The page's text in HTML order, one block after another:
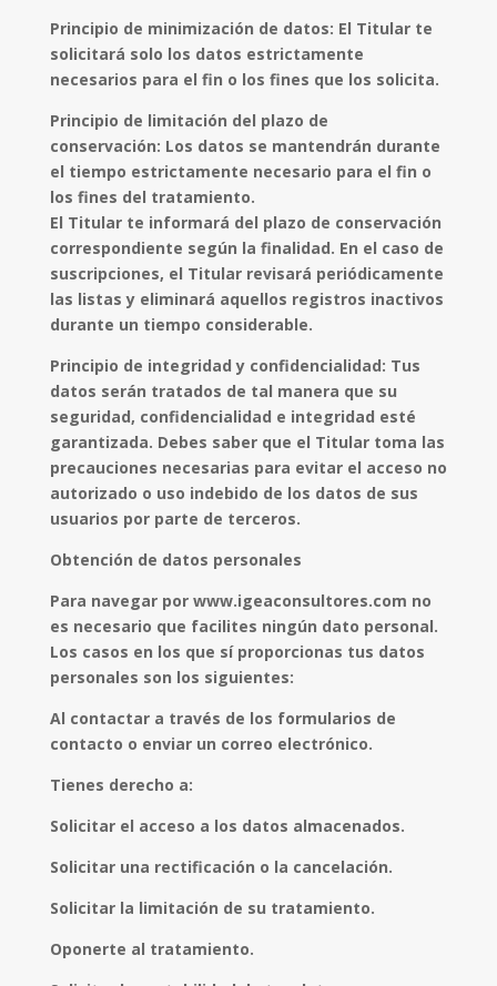
Principio de minimización de datos: El Titular te
solicitará solo los datos estrictamente
necesarios para el fin o los fines que los solicita.
Principio de limitación del plazo de
conservación: Los datos se mantendrán durante
el tiempo estrictamente necesario para el fin o
los fines del tratamiento.
El Titular te informará del plazo de conservación
correspondiente según la finalidad. En el caso de
suscripciones, el Titular revisará periódicamente
las listas y eliminará aquellos registros inactivos
durante un tiempo considerable.
Principio de integridad y confidencialidad: Tus
datos serán tratados de tal manera que su
seguridad, confidencialidad e integridad esté
garantizada. Debes saber que el Titular toma las
precauciones necesarias para evitar el acceso no
autorizado o uso indebido de los datos de sus
usuarios por parte de terceros.
Obtención de datos personales
Para navegar por www.igeaconsultores.com no
es necesario que facilites ningún dato personal.
Los casos en los que sí proporcionas tus datos
personales son los siguientes:
Al contactar a través de los formularios de
contacto o enviar un correo electrónico.
Tienes derecho a:
Solicitar el acceso a los datos almacenados.
Solicitar una rectificación o la cancelación.
Solicitar la limitación de su tratamiento.
Oponerte al tratamiento.